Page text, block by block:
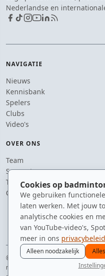
Cookies op
We gebruiken
laten werken. Met jouw
analytische cookies en
van YouTube-video's,
meer in ons privacybeleid
Alleen noodzakelijk
Nederlandse en
NAVIGATIE
Nieuws
Kennisbank
Spelers
Clubs
Video's
OVER ONS
Team
Supporters
Tip de redactie
Contact
© 2010–2026 badmintonline.nl ·
niet te hoog)
spelers